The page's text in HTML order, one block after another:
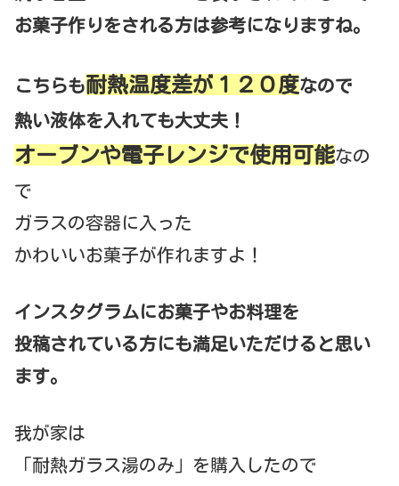
お菓子作りをされる方は参考になりますね。
こちらも耐熱温度差が１２０度なので
熱い液体を入れても大丈夫！
オーブンや電子レンジで使用可能なの
で
ガラスの容器に入った
かわいいお菓子が作れますよ！
インスタグラムにお菓子やお料理を
投稿されている方にも満足いただけると思い
ます。
我が家は
「耐熱ガラス湯のみ」を購入したので